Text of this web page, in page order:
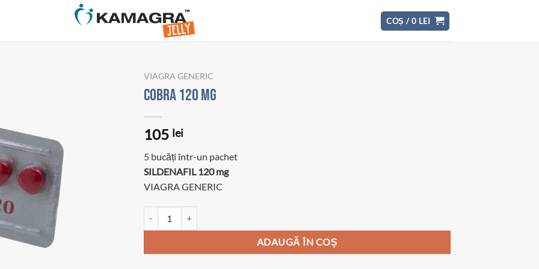
COȘ /0 LEI
VIAGRA GENERIC
Cobra 120 mg
105 lei
5 bucăți într-un pachet
SILDENAFIL 120 mg
VIAGRA GENERIC
ADAUGĂ ÎN COȘ